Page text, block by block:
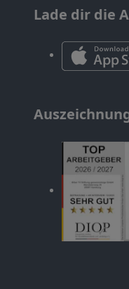
Lade dir die